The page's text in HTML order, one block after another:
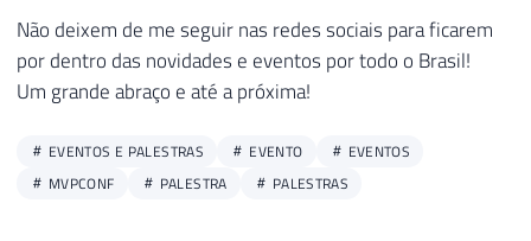
Não deixem de me seguir nas redes sociais para ficarem
por dentro das novidades e eventos por todo o Brasil!
Um grande abraço e até a próxima!
EVENTOS E PALESTRAS EVENTO
EVENTOS
MVPCONF
PALESTRA PALESTRAS